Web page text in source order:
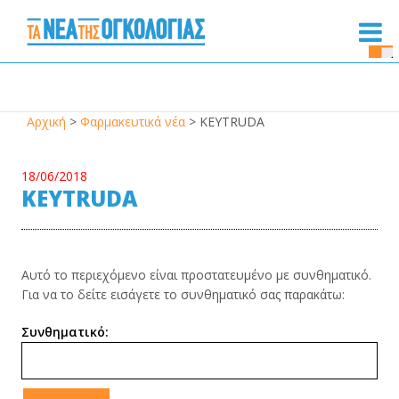
Αρχική > Φαρμακευτικά νέα > KEYTRUDA
18/06/2018
KEYTRUDA
Αυτό το περιεχόμενο είναι προστατευμένο με συνθηματικό.
Για να το δείτε εισάγετε το συνθηματικό σας παρακάτω:
Συνθηματικό: